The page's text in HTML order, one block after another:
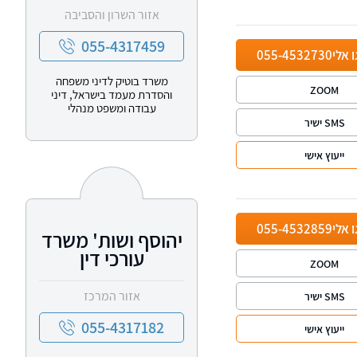
אלי055-4532730
ZOOM
SMS ישיר
ייעוץ אישי
אלי055-4532859
ZOOM
SMS ישיר
ייעוץ אישי
אזור השרון והסביבה
055-4317459
משרד בוטיק לדיני משפחה
והסדרת מעמד בישראל, דיני
עבודה ומשפט מנהלי
יהוסף ושות' משרד
עורכי דין
אזור המרכז
055-4317182